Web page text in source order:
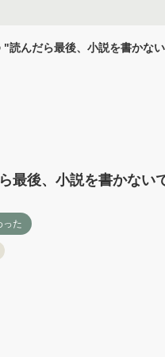
"読んだら最後、小説を書かな
最後、小説を書かない
った